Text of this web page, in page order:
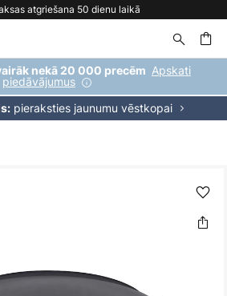
atgriešana 50 dienu laikā
nekā 20 000 precēm Apskati
piedāvājumus
pieraksties jaunumu vēstkopai